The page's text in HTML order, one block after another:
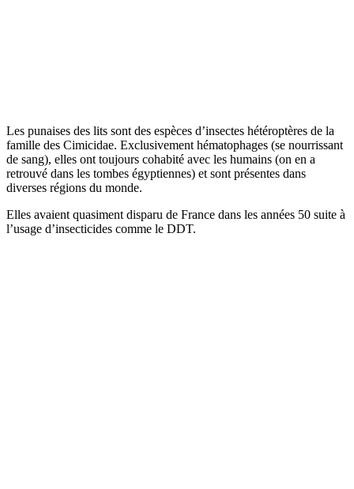
Les punaises des lits sont des espèces d’insectes hétéroptères de la
famille des Cimicidae. Exclusivement hématophages (se nourrissant
de sang), elles ont toujours cohabité avec les humains (on en a
retrouvé dans les tombes égyptiennes) et sont présentes dans
diverses régions du monde.
Elles avaient quasiment disparu de France dans les années 50 suite à
l’usage d’insecticides comme le DDT.